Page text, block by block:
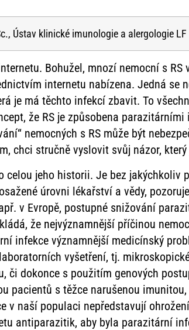
Ústav klinické imunologie a alergologie
Bohužel, mnozí nemocní s
internetu nabízena. Jedná
je má těchto infekcí zbavit. To
že RS je způsobena
nemocných s RS může být
chci stručně vyslovit svůj názor,
jeho historii. Je bez jakýchkoliv
úrovni lékařství a vědy,
v Evropě, postupné snižování
že nejvýznamnější příčinou
infekce významnější medicínský
vyšetření, tj.
či dokonce s použitím genových
pacientů s těžce narušenou
v naší populaci nepředstavují
antiparazitik, aby byla parazitární